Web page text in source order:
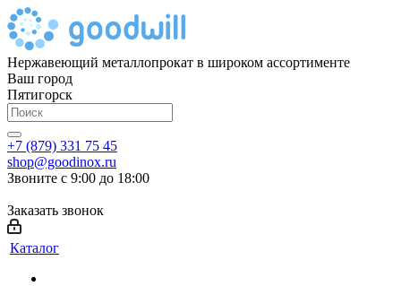
Нержавеющий металлопрокат в широком ассортименте
Ваш город
Пятигорск
+7 (879) 331 75 45
shop@goodinox.ru
Звоните с 9:00 до 18:00
Заказать звонок
Каталог